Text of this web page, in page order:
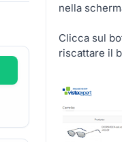
nella
Clicca sul
riscattare il